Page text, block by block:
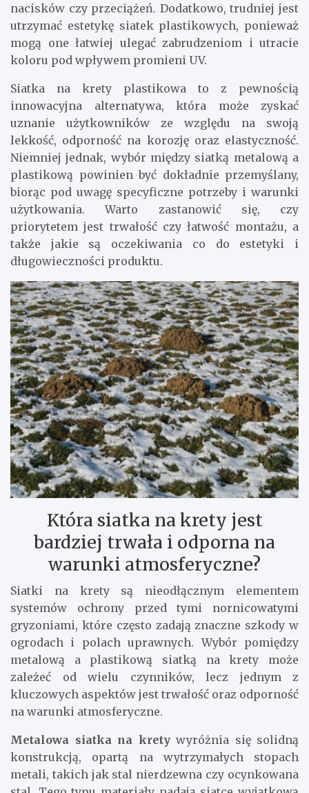
nacisków czy przeciążeń. Dodatkowo, trudniej jest
utrzymać estetykę siatek plastikowych, ponieważ
mogą one łatwiej ulegać zabrudzeniom i utracie
koloru pod wpływem promieni UV.
Siatka na krety plastikowa to z pewnością
innowacyjna alternatywa, która może zyskać
uznanie użytkowników ze względu na swoją
lekkość, odporność na korozję oraz elastyczność.
Niemniej jednak, wybór między siatką metalową a
plastikową powinien być dokładnie przemyślany,
biorąc pod uwagę specyficzne potrzeby i warunki
użytkowania. Warto zastanowić się, czy
priorytetem jest trwałość czy łatwość montażu, a
także jakie są oczekiwania co do estetyki i
długowieczności produktu.
Która siatka na krety jest
bardziej trwała i odporna na
warunki atmosferyczne?
Siatki na krety są nieodłącznym elementem
systemów ochrony przed tymi nornicowatymi
gryzoniami, które często zadają znaczne szkody w
ogrodach i polach uprawnych. Wybór pomiędzy
metalową a plastikową siatką na krety może
zależeć od wielu czynników, lecz jednym z
kluczowych aspektów jest trwałość oraz odporność
na warunki atmosferyczne.
Metalowa siatka na kretywyróżnia się solidną
konstrukcją, opartą na wytrzymałych stopach
metali, takich jak stal nierdzewna czy ocynkowana